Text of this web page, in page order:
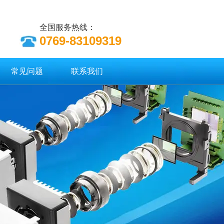
全国服务热线：
0769-83109319
常见问题 联系我们